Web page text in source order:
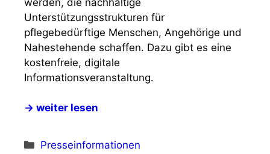
Unterstützungsstrukturen für
pflegebedürftige Menschen, Angehörige und
Nahestehende schaffen. Dazu gibt es eine
kostenfreie, digitale
Informationsveranstaltung.
→ weiter lesen
Kategorien
Presseinformationen